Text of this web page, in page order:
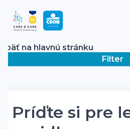
Späť na hlavnú stránku
Filter
Príďte si pre